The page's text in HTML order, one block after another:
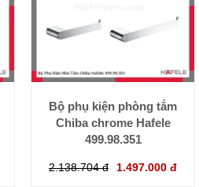
Bộ phụ kiện phòng tắm
Chiba chrome Hafele
499.98.351
2.138.704 đ 1.497.000 đ